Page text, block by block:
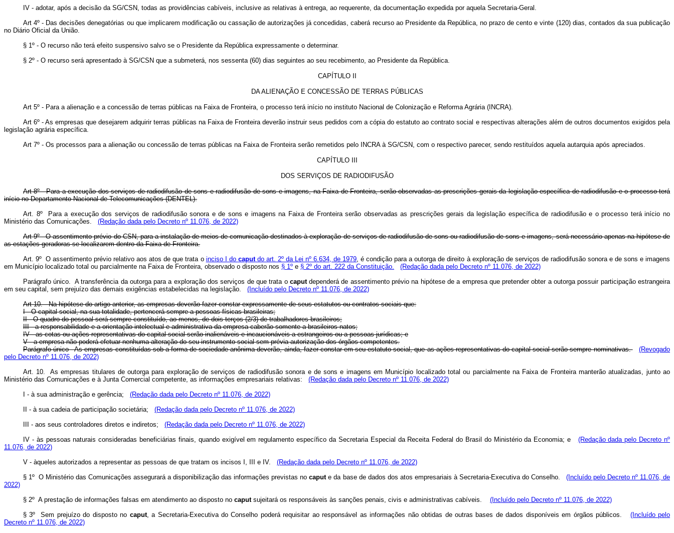
IV - adotar, após a decisão da SG/CSN, todas as providências cabíveis, inclusive as relativas à entrega, ao requerente, da documentação expedida por aquela Secretaria-Geral.
Art 4º - Das decisões denegatórias ou que implicarem modificação ou cassação de autorizações já concedidas, caberá recurso ao Presidente da República, no prazo de cento e vinte (120) dias, contados da sua publicação
no Diário Oficial da União.
§ 1º - O recurso não terá efeito suspensivo salvo se o Presidente da República expressamente o determinar.
§ 2º - O recurso será apresentado à SG/CSN que a submeterá, nos sessenta (60) dias seguintes ao seu recebimento, ao Presidente da República.
CAPÍTULOII
DA ALIENAÇÃO E CONCESSÃO DE TERRAS PÚBLICAS
Art 5º - Para a alienação e a concessão de terras públicas na Faixa de Fronteira, o processo terá início no instituto Nacional de Colonização e Reforma Agrária (INCRA).
Art 6º - As empresas que desejarem adquirir terras públicas na Faixa de Fronteira deverão instruir seus pedidos com a cópia do estatuto ao contrato social e respectivas alterações além de outros documentos exigidos pela
legislação agrária específica.
Art 7º - Os processos para a alienação ou concessão de terras públicas na Faixa de Fronteira serão remetidos pelo INCRA à SG/CSN, com o respectivo parecer, sendo restituídos aquela autarquia após apreciados.
CAPÍTULO III
DOS SERVIÇOS DE RADIODIFUSÃO
Art 8º - Para a execução dos serviços de radiodifusão de sons e radiodifusão de sons e imagens, na Faixa de Fronteira, serão observadas as prescrições gerais da legislação específica de radiodifusão e o processo terá
início no Departamento Nacional de Telecomunicações (DENTEL).
Art. 8º Para a execução dos serviços de radiodifusão sonora e de sons e imagens na Faixa de Fronteira serão observadas as prescrições gerais da legislação específica de radiodifusão e o processo terá início no
Ministério das Comunicações. (Redação dada pelo Decreto nº 11.076, de 2022)
Art 9º - O assentimento prévio do CSN, para a instalação de meios de comunicação destinados à exploração de serviços de radiodifusão de sons ou radiodifusão de sons e imagens, será necessário apenas na hipótese de
as estações geradoras se localizarem dentro da Faixa de Fronteira.
Art. 9º O assentimento prévio relativo aos atos de que trata o inciso I do caputdo art. 2º da Lei nº 6.634, de 1979, é condição para a outorga de direito à exploração de serviços de radiodifusão sonora e de sons e imagens
em Município localizado total ou parcialmente na Faixa de Fronteira, observado o disposto nos § 1º e § 2º do art. 222 da Constituição.
(Redação dada pelo Decreto nº 11.076, de 2022)
Parágrafo único. A transferência da outorga para a exploração dos serviços de que trata o caputdependerá de assentimento prévio na hipótese de a empresa que pretender obter a outorga possuir participação estrangeira
em seu capital, sem prejuízo das demais exigências estabelecidas na legislação.
(Incluído pelo Decreto nº 11.076, de 2022)
Art 10. - Na hipótese do artigo anterior, as empresas deverão fazer constar expressamente de seus estatutos ou contratos sociais que:
I - O capital social, na sua totalidade, pertencerá sempre a pessoas físicas brasileiras;
II - O quadro do pessoal será sempre constituído, ao menos, de dois terços (2/3) de trabalhadores brasileiros;
III - a responsabilidade e a orientação intelectual e administrativa da empresa caberão somente a brasileiros natos;
IV - as cotas ou ações representativas do capital social serão inalienáveis e incaucionáveis a estrangeiros ou a pessoas jurídicas; e
V - a empresa não poderá efetuar nenhuma alteração do seu instrumento social sem prévia autorização dos órgãos competentes.
Parágrafo único - As empresas constituídas sob a forma de sociedade anônima deverão, ainda, fazer constar em seu estatuto social, que as ações representativas do capital social serão sempre nominativas.
(Revogado
pelo Decreto nº 11.076, de 2022)
Art. 10. As empresas titulares de outorga para exploração de serviços de radiodifusão sonora e de sons e imagens em Município localizado total ou parcialmente na Faixa de Fronteira manterão atualizadas, junto ao
Ministério das Comunicações e à Junta Comercial competente, as informações empresariais relativas: (Redação dada pelo Decreto nº 11.076, de 2022)
I - à sua administração e gerência;
(Redação dada pelo Decreto nº 11.076, de 2022)
II - à sua cadeia de participação societária;
(Redação dada pelo Decreto nº 11.076, de 2022)
III - aos seus controladores diretos e indiretos;
(Redação dada pelo Decreto nº 11.076, de 2022)
IV - às pessoas naturais consideradas beneficiárias finais, quando exigível em regulamento específico da Secretaria Especial da Receita Federal do Brasil do Ministério da Economia; e
(Redação dada pelo Decreto nº
11.076, de 2022)
V - àqueles autorizados a representar as pessoas de que tratam os incisos I, III e IV.
(Redação dada pelo Decreto nº 11.076, de 2022)
§ 1º O Ministério das Comunicações assegurará a disponibilização das informações previstas nocapute da base de dados dos atos empresariais à Secretaria-Executiva do Conselho.
(Incluído pelo Decreto nº 11.076, de
2022)
§ 2º A prestação de informações falsas em atendimento ao disposto no caputsujeitará os responsáveis às sanções penais, civis e administrativas cabíveis.
(Incluído pelo Decreto nº 11.076, de 2022)
§ 3º Sem prejuízo do disposto no caput, a Secretaria-Executiva do Conselho poderá requisitar ao responsável as informações não obtidas de outras bases de dados disponíveis em órgãos públicos.
(Incluído pelo
Decreto nº 11.076, de 2022)